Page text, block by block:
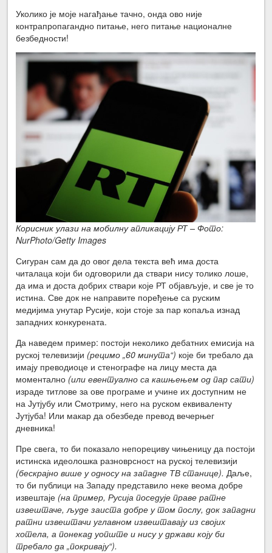
Уколико је моје нагађање тачно, онда ово није
контрапропагандно питање, него питање националне
безбедности!
Корисник улази на мобилну апликацију РТ – Фото:
NurPhoto/Getty Images
Сигуран сам да до овог дела текста већ има доста
читалаца који би одговорили да ствари нису толико лоше,
да има и доста добрих ствари које РТ објављује, и све је то
истина. Све док не направите поређење са руским
медијима унутар Русије, који стоје за пар копаља изнад
западних конкурената.
Да наведем пример: постоји неколико дебатних емисија на
руској телевизији (рецимо „60 минута“) које би требало да
имају преводиоце и стенографе на лицу места да
моментално (или евентуално са кашњењем од пар сати)
израде титлове за ове програме и учине их доступним не
на Јутјубу или Смотриму, него на руском еквиваленту
Јутјуба! Или макар да обезбеде превод вечерњег
дневника!
Пре свега, то би показало непорециву чињеницу да постоји
истинска идеолошка разноврсност на руској телевизији
(бескрајно више у односу на западне ТВ станице). Даље,
то би публици на Западу представило неке веома добре
извештаје (на пример, Русија поседује праве ратне
извештаче, људе заиста добре у том послу, док западни
ратни извештачи углавном извештавају из својих
хотела, а понекад уопште и нису у држави коју би
требало да „покривају“).